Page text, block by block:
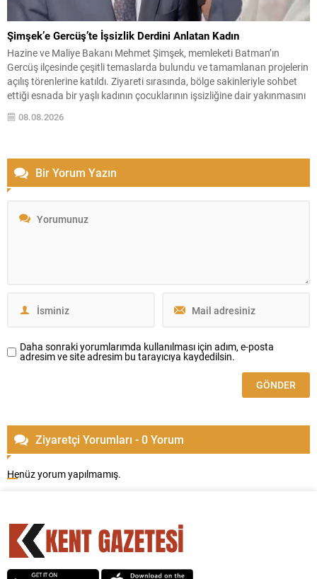
Şimşek’e Gercüş’te İşsizlik Derdini Anlatan Kadın
Hazine ve Maliye Bakanı Mehmet Şimşek, memleketi Batman’ın
Gercüş ilçesinde çeşitli temaslarda bulundu ve tamamlanan projelerin
açılış törenlerine katıldı. Ziyareti sırasında, bölge sakinleriyle sohbet
ettiği esnada bir yaşlı kadının çocuklarının işsizliğine dair yakınmasını
dinledi. Kadının dertlerini Kürtçe olarak doğrudan Bakan Şimşek’e
aktarması, orada bulunanların ilgisini çekti. Şimşek ise samimi bir...
08.08.2026
Bir Yorum Yazın
Daha sonraki yorumlarımda kullanılması için adım, e-posta
adresim ve site adresim bu tarayıcıya kaydedilsin.
Ziyaretçi Yorumları - 0 Yorum
Henüz yorum yapılmamış.